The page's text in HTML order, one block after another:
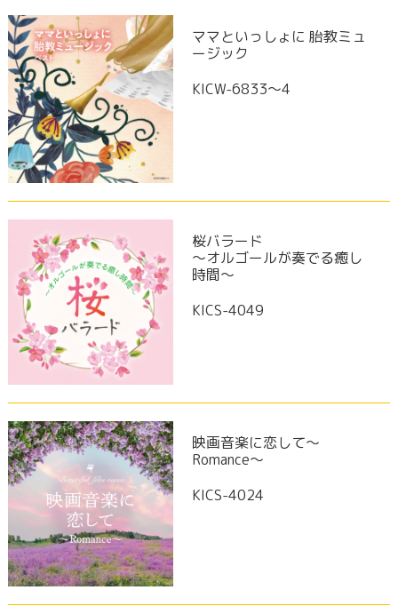
ママといっしょに 胎教ミュ
ージック
KICW-6833～4
桜バラード
～オルゴールが奏でる癒し
時間～
KICS-4049
映画音楽に恋して～
Romance～
KICS-4024